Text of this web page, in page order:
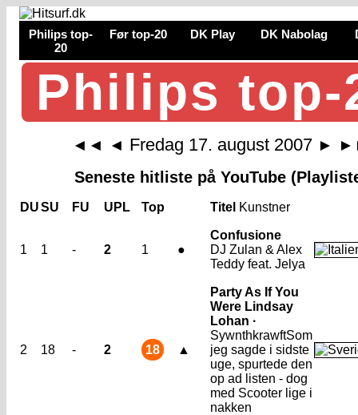
Philips top-
20
Før top-20 DK Play DK Nabolag
Philips top-
◄◄ ◄ Fredag 17. august 2007 ►
Seneste hitliste på YouTube
DUSU FU UPL Top Titel Kunstner
1 1 - 2 1 ●
Confusione
DJ Zulan & Alex
Teddy feat. Jelya
2 18 - 2 18 ▲
Party As If You
Were Lindsay
Lohan ·
SywnthkrawftSom
jeg sagde i sidste
uge, spurtede den
op ad listen - dog
med Scooter lige i
nakken